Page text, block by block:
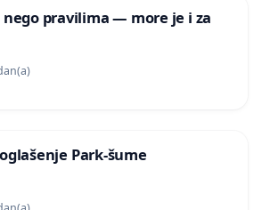
nego pravilima — more je i za
Park-šume